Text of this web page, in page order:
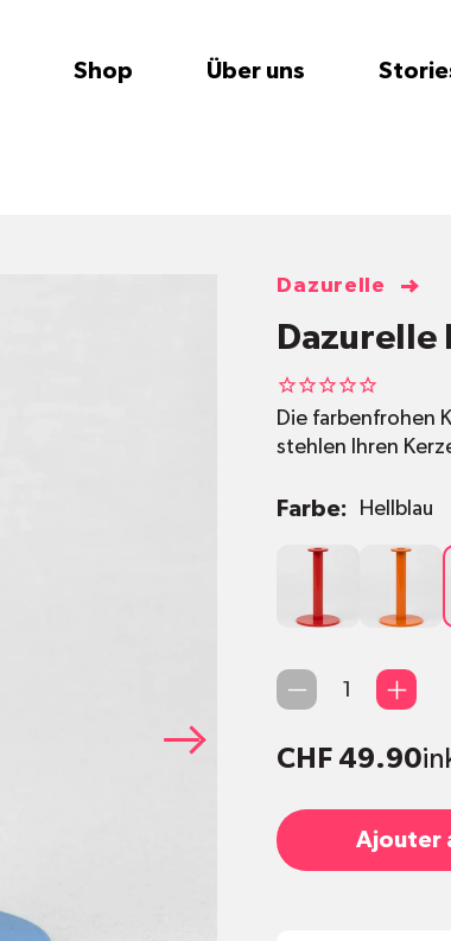
Shop Über uns
Dazurelle
Dazurelle
Die farbenfrohen
stehlen Ihren
Farbe: Hellblau
Orange
Quantité
CHF 49.90
Ajouter